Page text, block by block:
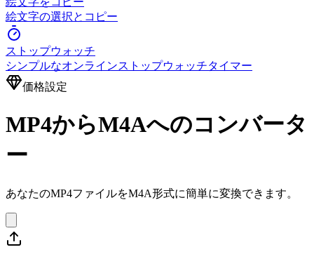
絵文字の選択とコピー
ストップウォッチ
シンプルなオンラインストップウォッチタイマー
価格設定
MP4からM4Aへのコンバータ
ー
あなたのMP4ファイルをM4A形式に簡単に変換できます。